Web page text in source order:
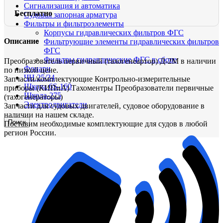
Сигнализация и автоматика
Судовая запорная арматура
Фильтры и фильтроэлементы
Корпусы гидравлических фильтров ФГС
Фильтрующие элементы гидравлических фильтров
ФГС
Фильтры гидравлические ФГС в сборе
Фонари
ЧН 25/34
Шкода 6S-160
Шкода-275
Электродвигатели
Поиск
Бесплатно
Описание
Преобразователь первичный (тахогенеартор) Д-2М в наличии
по низкой цене.
Запчасти/комплектующие Контрольно-измерительные
приборы (КИПиА) Тахоментры Преобразователи первичные
(тахогенераторы)
Запчасти для судовых двигателей, судовое оборудование в
наличии на нашем складе.
Поставим необходимые комплектующие для судов в любой
регион России.